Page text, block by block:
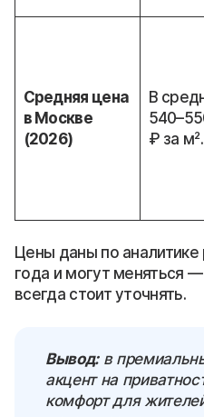
Средняя цена
в Москве
(2026)
В
₽ за м².
Цены даны по аналитике
года и могут меняться
всегда стоит уточнять.
Вывод:в
акцент на
комфорт для